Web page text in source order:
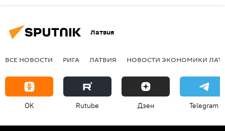
Латвия
ВСЕ НОВОСТИ РИГА ЛАТВИЯ НОВОСТИ ЭКОНОМИКИ
OK Rutube Дзен Telegram